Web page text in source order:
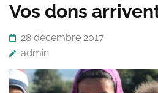
Vos dons
28 décembre 2017
admin